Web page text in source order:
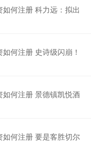
+11.37 +1.01%
何注册 科力远：拟出
何注册 史诗级闪崩！
何注册 景德镇凯悦酒
何注册 要是客胜切尔